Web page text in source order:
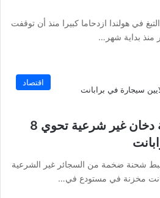
في هولندا ازدحاما كبيرا منذ أن توقفت
منذ بداية شهر…
اقتصاد
الجمارك تضبط شحنة دخان غير شرعية تحوي 8
شحنة ضخمة من السجائر غير الشرعية
كانت مخزنة في مستودع في…